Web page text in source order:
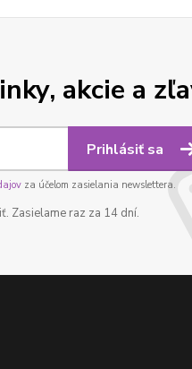
akcie a
Prihlásiť sa
za účelom zasielania newslettera.
Zasielame raz za 14 dní.